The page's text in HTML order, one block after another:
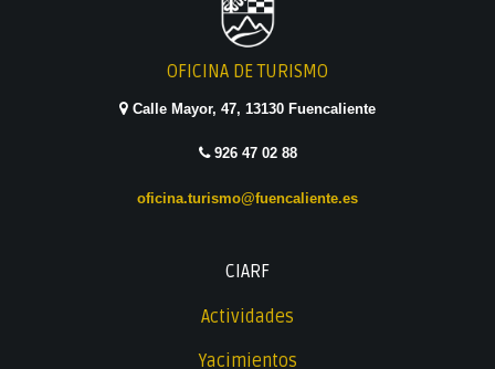
OFICINA DE TURISMO
Calle Mayor, 47, 13130 Fuencaliente
926 47 02 88
oficina.turismo@fuencaliente.es
CIARF
Actividades
Yacimientos